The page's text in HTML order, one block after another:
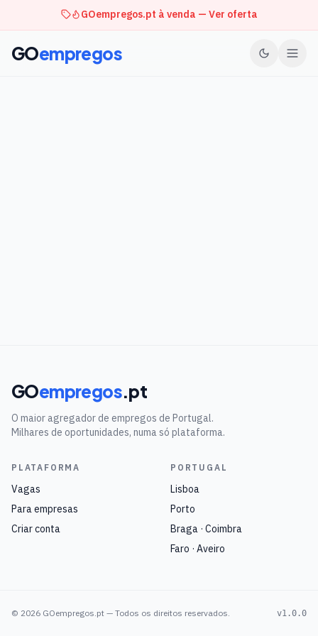
GOempregos.pt à venda — Ver oferta
GOempregos
GOempregos.pt
O maior agregador de empregos de Portugal.
Milhares de oportunidades, numa só plataforma.
PLATAFORMA
Vagas
Para empresas
Criar conta
PORTUGAL
Lisboa
Porto
Braga · Coimbra
Faro · Aveiro
© 2026 GOempregos.pt — Todos os direitos reservados. v1.0.0